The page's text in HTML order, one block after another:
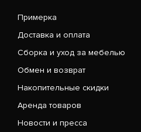
Примерка
Доставка и оплата
Сборка и уход за мебелью
Обмен и возврат
Накопительные скидки
Аренда товаров
Новости и пресса